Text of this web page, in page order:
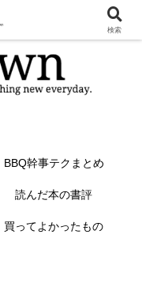
BBQ幹事テクまとめ
読んだ本の書評
買ってよかったもの
検索